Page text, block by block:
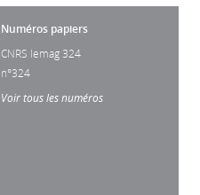
Numéros papiers
CNRS lemag 324
n°324
Voir tous les numéros